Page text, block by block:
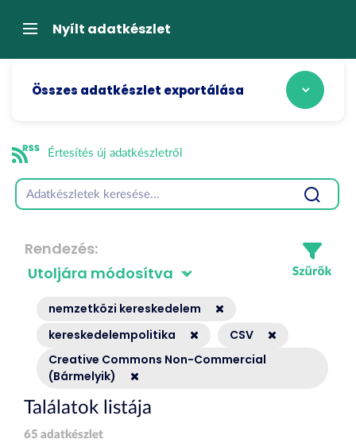
átugrásaNavigációNyílt adatkészlet
Összes adatkészlet exportálása
Értesítés új adatkészletről
Rendezés
nemzetközi kereskedelem
kereskedelempolitika
CSV
Creative Commons Non-Commercial
(Bármelyik)
Találatok listája
65 adatkészlet